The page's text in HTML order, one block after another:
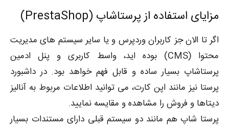
مزایای استفاده از پرستاشاپ (PrestaShop)
اگر تا الان جز کاربران وردپرس و یا سایر سیستم های مدیریت
محتوا (CMS) بوده اید، واسط کاربری و پنل ادمین
پرستاشاپ بسیار ساده و قابل فهم خواهد بود. در داشبورد
پرستا نیز مانند اپن کارت، می توانید اطلاعات مربوط به آنالیز
دیتاها و فروش را مشاهده و مقایسه نمایید.
پرستا شاپ هم مانند دو سیستم قبلی دارای مستندات بسیار